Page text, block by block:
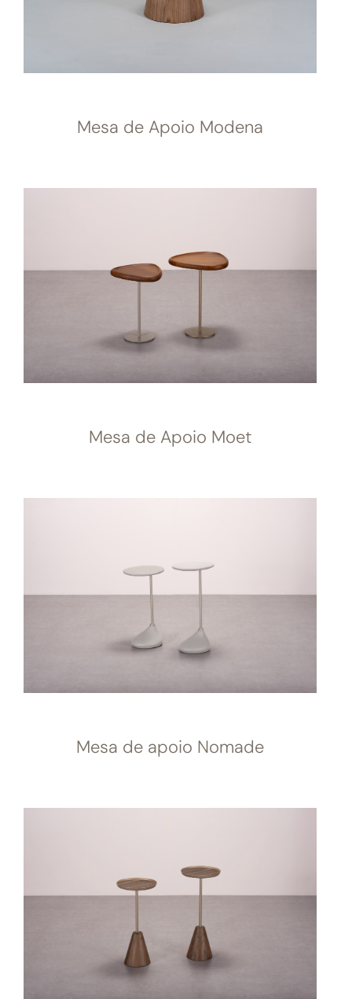
Mesa de Apoio Modena
Mesa de Apoio Moet
Mesa de apoio Nomade